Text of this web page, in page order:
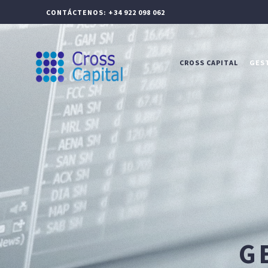
CONTÁCTENOS: +34 922 098 062
CROSS CAPITAL